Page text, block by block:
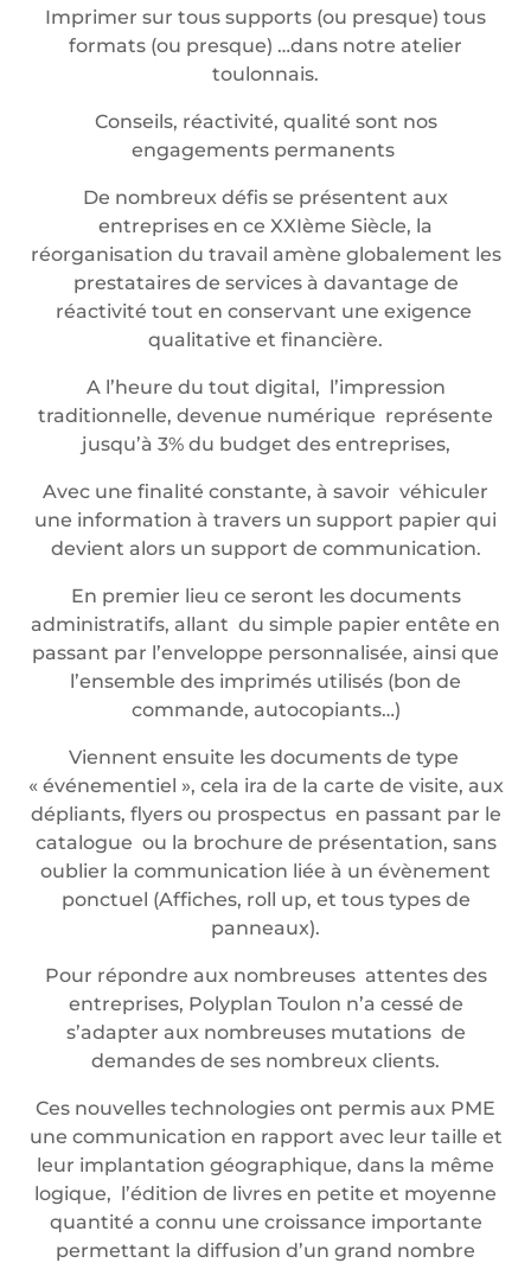
Imprimer sur tous supports (ou presque) tous
formats (ou presque) …dans notre atelier
toulonnais.
Conseils, réactivité, qualité sont nos
engagements permanents
De nombreux défis se présentent aux
entreprises en ce XXIème Siècle, la
réorganisation du travail amène globalement les
prestataires de services à davantage de
réactivité tout en conservant une exigence
qualitative et financière.
A l’heure du tout digital, l’impression
traditionnelle, devenue numérique représente
jusqu’à 3% du budget des entreprises,
Avec une finalité constante, à savoir véhiculer
une information à travers un support papier qui
devient alors un support de communication.
En premier lieu ce seront les documents
administratifs, allant du simple papier entête en
passant par l’enveloppe personnalisée, ainsi que
l’ensemble des imprimés utilisés (bon de
commande, autocopiants…)
Viennent ensuite les documents de type
« événementiel », cela ira de la carte de visite, aux
dépliants, flyers ou prospectus en passant par le
catalogue ou la brochure de présentation, sans
oublier la communication liée à un évènement
ponctuel (Affiches, roll up, et tous types de
panneaux).
Pour répondre aux nombreuses attentes des
entreprises, Polyplan Toulon n’a cessé de
s’adapter aux nombreuses mutations de
demandes de ses nombreux clients.
Ces nouvelles technologies ont permis aux PME
une communication en rapport avec leur taille et
leur implantation géographique, dans la même
logique, l’édition de livres en petite et moyenne
quantité a connu une croissance importante
permettant la diffusion d’un grand nombre